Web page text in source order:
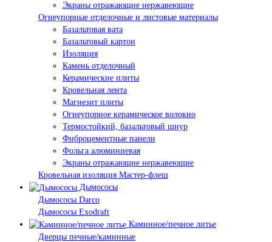
Экраны отражающие нержавеющие
Огнеупорные отделочные и листовые материалы
Базальтовая вата
Базальтовый картон
Изоляция
Камень отделочный
Керамические плиты
Кровельная лента
Магнезит плиты
Огнеупорное керамическое волокно
Термостойкий, базальтовый шнур
Фиброцементные панели
Фольга алюминиевая
Экраны отражающие нержавеющие
Кровельная изоляция Мастер-флеш
Дымососы
Дымососы Darco
Дымососы Exodraft
Каминное/печное литье
Дверцы печные/каминные